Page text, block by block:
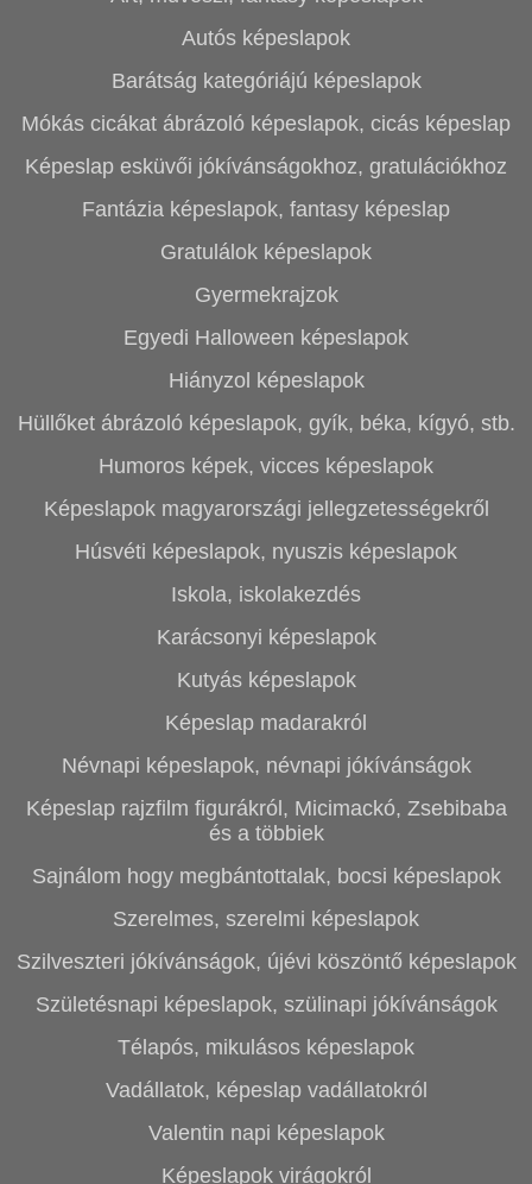
Autós képeslapok
Barátság kategóriájú képeslapok
Mókás cicákat ábrázoló képeslapok, cicás képeslap
Képeslap esküvői jókívánságokhoz, gratulációkhoz
Fantázia képeslapok, fantasy képeslap
Gratulálok képeslapok
Gyermekrajzok
Egyedi Halloween képeslapok
Hiányzol képeslapok
Hüllőket ábrázoló képeslapok, gyík, béka, kígyó, stb.
Humoros képek, vicces képeslapok
Képeslapok magyarországi jellegzetességekről
Húsvéti képeslapok, nyuszis képeslapok
Iskola, iskolakezdés
Karácsonyi képeslapok
Kutyás képeslapok
Képeslap madarakról
Névnapi képeslapok, névnapi jókívánságok
Képeslap rajzfilm figurákról, Micimackó, Zsebibaba
és a többiek
Sajnálom hogy megbántottalak, bocsi képeslapok
Szerelmes, szerelmi képeslapok
Szilveszteri jókívánságok, újévi köszöntő képeslapok
Születésnapi képeslapok, szülinapi jókívánságok
Télapós, mikulásos képeslapok
Vadállatok, képeslap vadállatokról
Valentin napi képeslapok
Képeslapok virágokról